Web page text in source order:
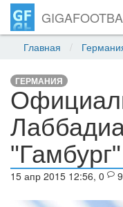
Главная
ГЕРМАНИЯ
"Гамбург"
15 апр 2015 12:56, 0